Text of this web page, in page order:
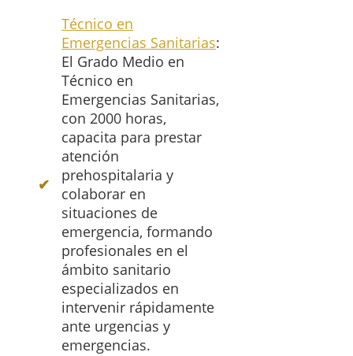
Técnico en
Emergencias Sanitarias:
El Grado Medio en
Técnico en
Emergencias Sanitarias,
con 2000 horas,
capacita para prestar
atención
prehospitalaria y
colaborar en
situaciones de
emergencia, formando
profesionales en el
ámbito sanitario
especializados en
intervenir rápidamente
ante urgencias y
emergencias.